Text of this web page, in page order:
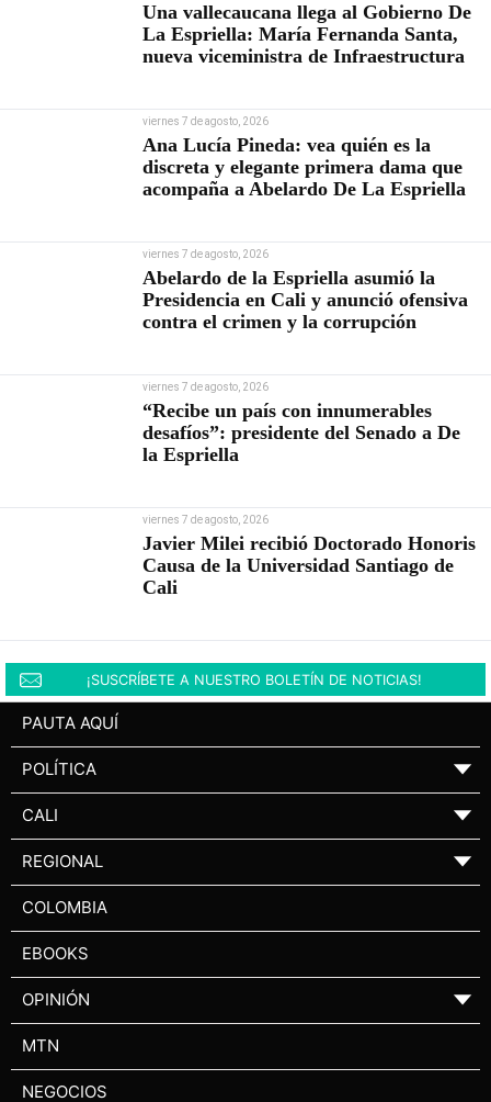
Una vallecaucana llega al Gobierno De
La Espriella: María Fernanda Santa,
nueva viceministra de Infraestructura
viernes 7 de agosto, 2026
Ana Lucía Pineda: vea quién es la
discreta y elegante primera dama que
acompaña a Abelardo De La Espriella
viernes 7 de agosto, 2026
Abelardo de la Espriella asumió la
Presidencia en Cali y anunció ofensiva
contra el crimen y la corrupción
viernes 7 de agosto, 2026
“Recibe un país con innumerables
desafíos”: presidente del Senado a De
la Espriella
viernes 7 de agosto, 2026
Javier Milei recibió Doctorado Honoris
Causa de la Universidad Santiago de
Cali
¡SUSCRÍBETE A NUESTRO BOLETÍN DE NOTICIAS!
PAUTA AQUÍ
POLÍTICA ▼
CALI ▼
REGIONAL ▼
COLOMBIA
EBOOKS
OPINIÓN ▼
MTN
NEGOCIOS